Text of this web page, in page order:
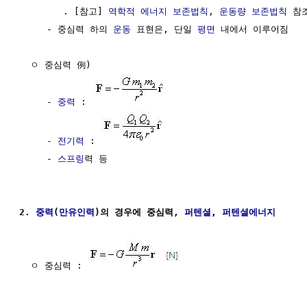
        . [참고]
역학적 에너지 보존법칙 , 운동량 보존법칙
참
     - 중심력 하의
운동 표현은, 단일 평면 내에서 이루어짐
  ㅇ 중심력 例)
     -
중력 :
     -
전기력
:
     -
스프링 력 등
2. 중력 ( 만유인력 )의 경우에 중심력, 퍼텐셜 , 퍼텐셜에너지
  ㅇ 중심력 :